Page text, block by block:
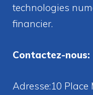
technologies
financier.
Contactez-nous:
Adresse:10 Place